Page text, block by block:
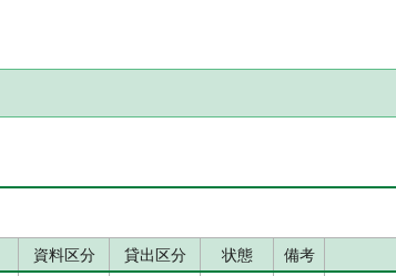
資料区分 貸出区分 状態 備考